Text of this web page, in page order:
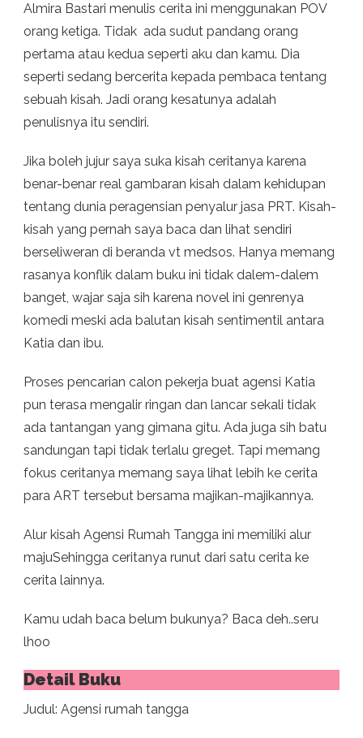
Almira Bastari menulis cerita ini menggunakan POV
orang ketiga. Tidak ada sudut pandang orang
pertama atau kedua seperti aku dan kamu. Dia
seperti sedang bercerita kepada pembaca tentang
sebuah kisah. Jadi orang kesatunya adalah
penulisnya itu sendiri.
Jika boleh jujur saya suka kisah ceritanya karena
benar-benar real gambaran kisah dalam kehidupan
tentang dunia peragensian penyalur jasa PRT. Kisah-
kisah yang pernah saya baca dan lihat sendiri
berseliweran di beranda vt medsos. Hanya memang
rasanya konflik dalam buku ini tidak dalem-dalem
banget, wajar saja sih karena novel ini genrenya
komedi meski ada balutan kisah sentimentil antara
Katia dan ibu.
Proses pencarian calon pekerja buat agensi Katia
pun terasa mengalir ringan dan lancar sekali tidak
ada tantangan yang gimana gitu. Ada juga sih batu
sandungan tapi tidak terlalu greget. Tapi memang
fokus ceritanya memang saya lihat lebih ke cerita
para ART tersebut bersama majikan-majikannya.
Alur kisah Agensi Rumah Tangga ini memiliki alur
majuSehingga ceritanya runut dari satu cerita ke
cerita lainnya.
Kamu udah baca belum bukunya? Baca deh..seru
lhoo
Detail Buku
Judul: Agensi rumah tangga